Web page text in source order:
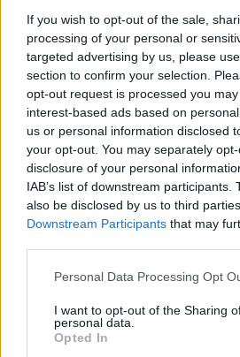
If you wish to opt-out of the sale,
processing of your personal or
targeted advertising by us, please
section to confirm your selection.
opt-out request is processed you
interest-based ads based on
us or personal information disclosed
your opt-out. You may separately
disclosure of your personal
IAB’s list of downstream participants.
also be disclosed by us to third
Downstream Participants that may
Please note that this website/app
not limited to your visit or usage
grant or deny consent to Google and
use your data for below specified
Personal Data Processing Opt
I want to opt-out of the Sharing
personal data.
Opted In
14:38
A rend kedvéért szögezzük le: Alonso
két Ferrari keményeken.
14:37
Előrébb ugrik Leclerc is. Mindössze
csapattársa elé. Mostmár a monacói
Alonso is egy friss próbálkozással.
14:36
Záporoznak a köridők és még fognak
helyre, a közepeseken Norris és
negyedik helyen.